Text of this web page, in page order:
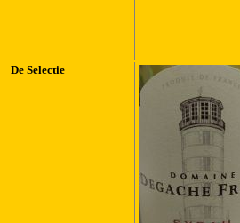
De Selectie